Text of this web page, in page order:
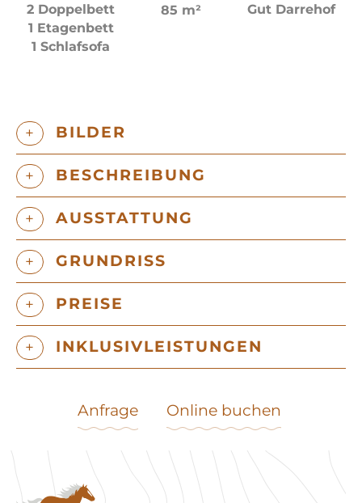
2 Doppelbett
1 Etagenbett
1 Schlafsofa
85 m² Gut Darrehof
BILDER
BESCHREIBUNG
AUSSTATTUNG
GRUNDRISS
PREISE
INKLUSIVLEISTUNGEN
Anfrage Online buchen